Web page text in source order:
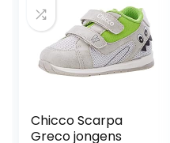
Chicco Scarpa
Greco jongens